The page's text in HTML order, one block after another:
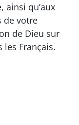
qu’aux
de votre
de Dieu sur
les Français.